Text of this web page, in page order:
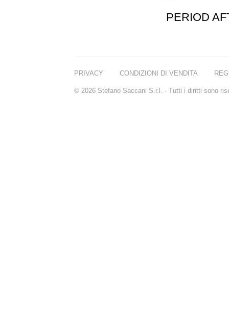
PERIOD
PRIVACY CONDIZIONI DI VENDITA
© 2026 Stefano Saccani S.r.l. - Tutti i diritti sono